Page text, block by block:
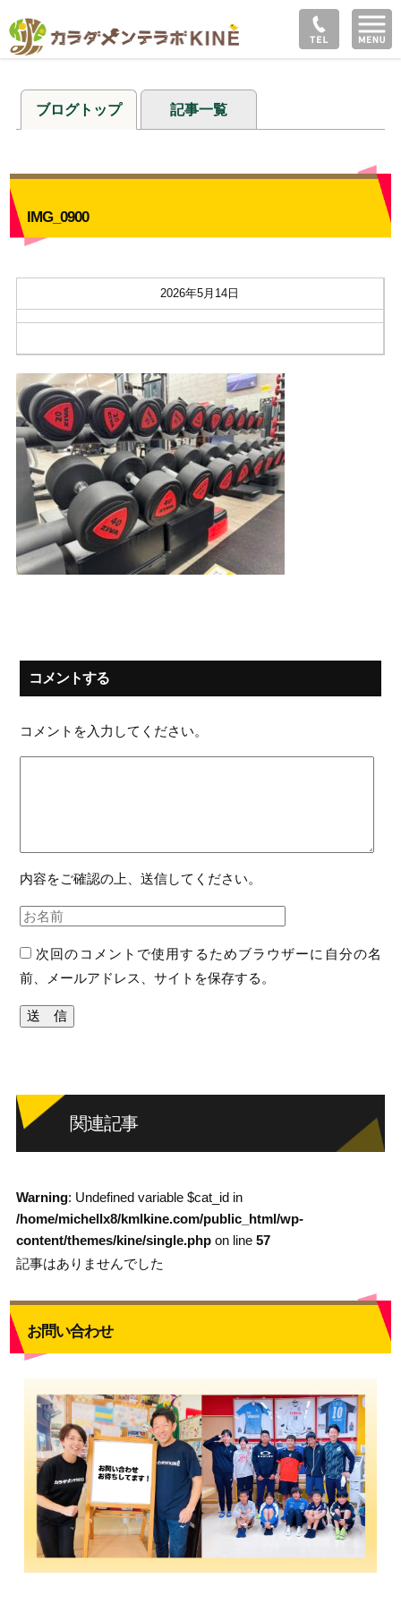
ブログトップ 記事一覧
IMG_0900
2026年5月14日
コメントする
コメントを入力してください。
内容をご確認の上、送信してください。
次回のコメントで使用するためブラウザーに自分の名
前、メールアドレス、サイトを保存する。
関連記事
Warning: Undefined variable $cat_id in
/home/michellx8/kmlkine.com/public_html/wp-
content/themes/kine/single.phpon line 57
記事はありませんでした
お問い合わせ